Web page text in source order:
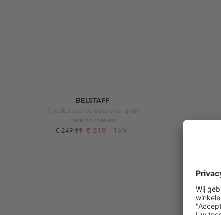
BELSTAFF
Sneaker aus Veloursleder grün
Veterschoenen
€ 249,99 € 210 -16%